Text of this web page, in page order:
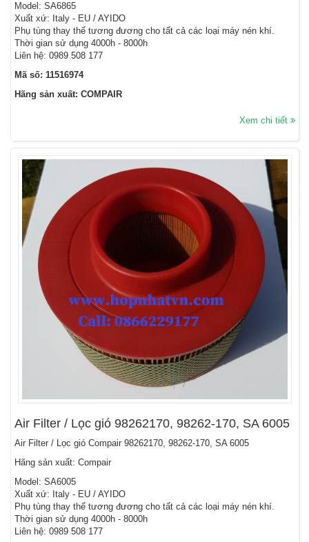
Model: SA6865
Xuất xứ: Italy - EU / AYIDO
Phụ tùng thay thế tương đương cho tất cả các loại máy nén khí.
Thời gian sử dụng 4000h - 8000h
Liên hệ: 0989 508 177
Mã số: 11516974
Hãng sản xuất: COMPAIR
Xem chi tiết
Air Filter / Lọc gió 98262170, 98262-170, SA 6005
Air Filter / Lọc gió Compair 98262170, 98262-170, SA 6005
Hãng sản xuất: Compair
Model: SA6005
Xuất xứ: Italy - EU / AYIDO
Phụ tùng thay thế tương đương cho tất cả các loại máy nén khí.
Thời gian sử dụng 4000h - 8000h
Liên hệ: 0989 508 177